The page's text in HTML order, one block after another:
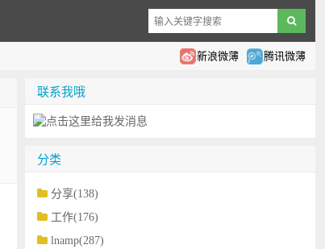
新浪微薄 腾讯微薄
联系我哦
分类
分享(138)
工作(176)
lnamp(287)